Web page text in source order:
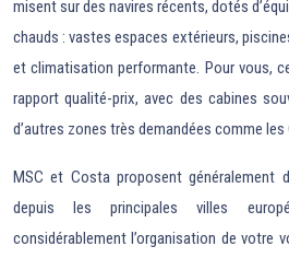
misent sur des navires récents, dotés
chauds : vastes espaces extérieurs,
et climatisation performante. Pour vous,
rapport qualité-prix, avec des cabines
d’autres zones très demandées comme les
MSC et Costa proposent généralement
depuis les principales villes
considérablement l’organisation de votre